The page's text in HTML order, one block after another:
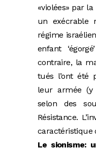
«violées» par la
un exécrable
régime
enfant
contraire, la
tués l’ont été
leur armée (y
selon des
Résistance.
caractéristique
Le sionisme: